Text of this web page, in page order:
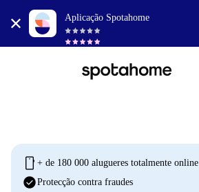
Aplicação Spotahome
mobile + de 180 000 alugueres totalmente online
check_circleProtecção contra fraudes